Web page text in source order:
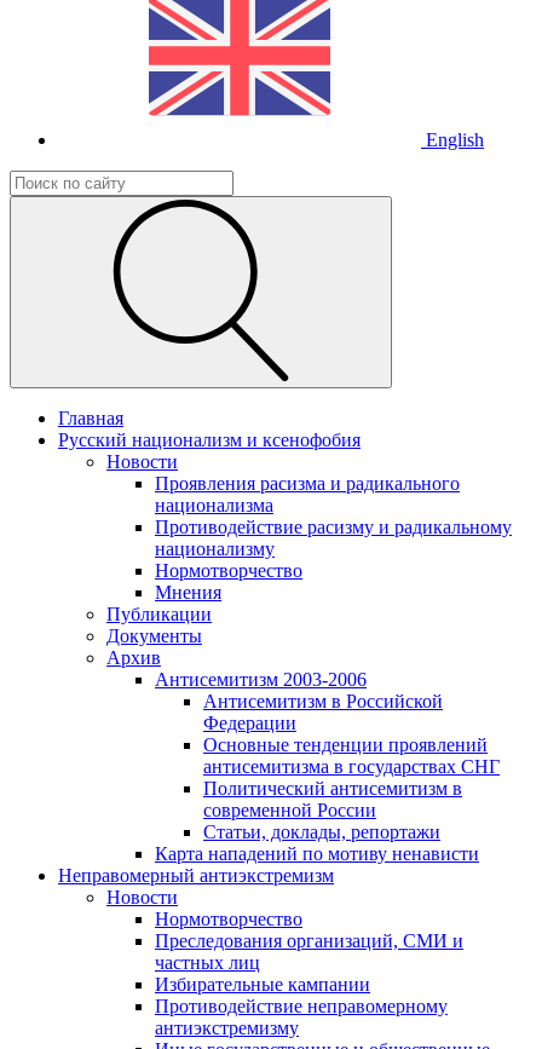
English
Главная
Русский национализм и ксенофобия
Новости
Проявления расизма и радикального
национализма
Противодействие расизму и радикальному
национализму
Нормотворчество
Мнения
Публикации
Документы
Архив
Антисемитизм 2003-2006
Антисемитизм в Российской
Федерации
Основные тенденции проявлений
антисемитизма в государствах СНГ
Политический антисемитизм в
современной России
Статьи, доклады, репортажи
Карта нападений по мотиву ненависти
Неправомерный антиэкстремизм
Новости
Нормотворчество
Преследования организаций, СМИ и
частных лиц
Избирательные кампании
Противодействие неправомерному
антиэкстремизму